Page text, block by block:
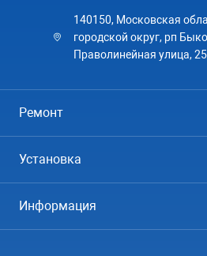
140150, Московская
городской округ, рп
Праволинейная улица,
Ремонт
Посудомоечные машины
Установка
Информация